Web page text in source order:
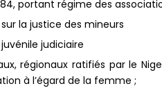
portant régime des
la justice des mineurs
judiciaire
régionaux ratifiés par le
à l’égard de la femme ;